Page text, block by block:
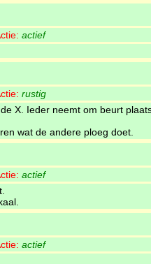
actief
rustig
X. Ieder neemt om beurt
wat de andere ploeg doet.
actief
actief